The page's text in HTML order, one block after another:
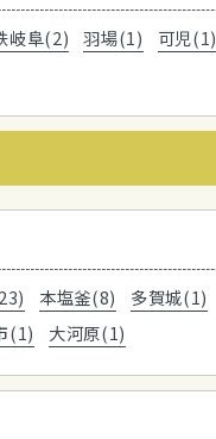
岐阜(2) 羽場(1) 可児(1)
本塩釜(8) 多賀城(1)
(1) 大河原(1)